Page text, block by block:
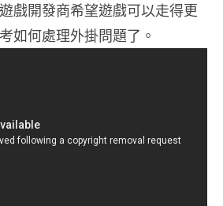
戲開發商希望遊戲可以走得更
如何處理外掛問題了。